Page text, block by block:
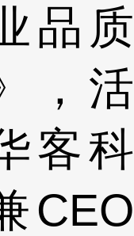
品质
，活
客科
CEO